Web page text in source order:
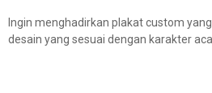
Ingin menghadirkan plakat custom
desain yang sesuai dengan karakter